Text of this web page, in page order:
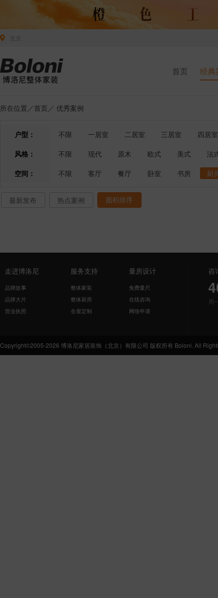
首页 经典
所在位置／首页 ／ 优秀案例
户型： 不限 一居室 二居室 三居室
四居室
风格：
不限 现代 原木 欧式 美式
法
空间：
不限 客厅 餐厅 卧室 书房 厨
最新发布 热点案例 面积排序
走进博洛尼
品牌故事
品牌大片
营业执照
服务支持
整体家装
整体厨房
全屋定制
量房设计
免费量尺
在线咨询
网络申请
咨
周
Copyright©2005-2026 博洛尼家居装饰（北京）有限公司 版权所有 Boloni. All